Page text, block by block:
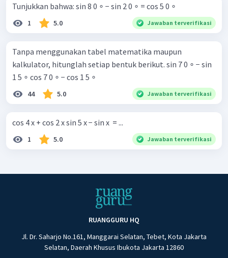
Tunjukkan bahwa: sin 8 0 ∘ − sin 2 0 ∘ = cos 5 0 ∘
1 5.0 Jawaban terverifikasi
Tanpa menggunakan tabel matematika maupun
kalkulator, hitunglah setiap bentuk berikut. sin 7 0 ∘ − sin
1 5 ∘ cos 7 0 ∘ − cos 1 5 ∘ ​
44 5.0 Jawaban terverifikasi
cos 4 x + cos 2 x sin 5 x − sin x ​ = ...
1 5.0 Jawaban terverifikasi
RUANGGURU HQ
Jl. Dr. Saharjo No.161, Manggarai Selatan, Tebet, Kota Jakarta
Selatan, Daerah Khusus Ibukota Jakarta 12860